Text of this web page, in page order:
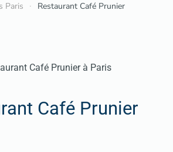
Paris Restaurant Café Prunier
Café Prunier